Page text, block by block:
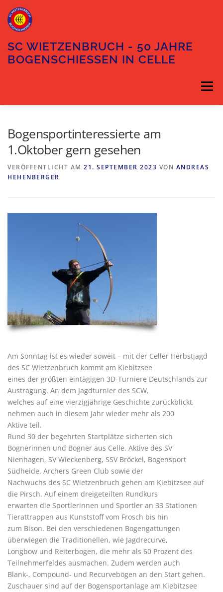
Inhalt
springen
SC WIETZENBRUCH - 50 JAHRE
BOGENSCHIESSEN IN CELLE
Menü
Bogensportinteressierte am
1.Oktober gern gesehen
VERÖFFENTLICHT AM 21. SEPTEMBER 2023 VON ANDREAS
HEHENBERGER
Am Sonntag ist es wieder soweit – mit der Celler Herbstjagd
des SC Wietzenbruch kommt am Kiebitzsee
eines der größten eintägigen 3D-Turniere Deutschlands zur
Austragung. An dem Jagdturnier des SCW,
welches auf eine vierzigjährige Geschichte zurückblickt,
nehmen auch in diesem Jahr wieder mehr als 200
Aktive teil.
Rund 30 der begehrten Startplätze sicherten sich
Bognerinnen und Bogner aus Celle. Aktive des SV
Nienhagen, SV Wieckenberg, SSV Bröckel, Bogensport
Südheide, Archers Green Club sowie der
Nachwuchs des SC Wietzenbruch gehen am Kiebitzsee auf
die Pirsch. Auf einem dreigeteilten Rundkurs
erwarten die Sportlerinnen und Sportler an 33 Stationen
Tierattrappen aus Kunststoff vom Frosch bis hin
zum Bison. Bei den verschiedenen Bogengattungen
überwiegen die Traditionellen, wie Jagdrecurve,
Longbow und Reiterbogen, die mehr als 60 Prozent des
Teilnehmerfeldes ausmachen. Zudem werden auch
Blank-, Compound- und Recurvebögen an den Start gehen.
Zuschauer sind auf der Bogensportanlage am Kiebitzsee